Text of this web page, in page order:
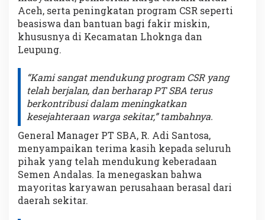
Aceh, serta peningkatan program CSR seperti
beasiswa dan bantuan bagi fakir miskin,
khususnya di Kecamatan Lhoknga dan
Leupung.
“Kami sangat mendukung program CSR yang
telah berjalan, dan berharap PT SBA terus
berkontribusi dalam meningkatkan
kesejahteraan warga sekitar,” tambahnya.
General Manager PT SBA, R. Adi Santosa,
menyampaikan terima kasih kepada seluruh
pihak yang telah mendukung keberadaan
Semen Andalas. Ia menegaskan bahwa
mayoritas karyawan perusahaan berasal dari
daerah sekitar.